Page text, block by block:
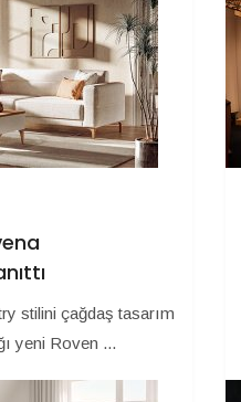
stilini çağdaş tasarım
yeni Roven ...